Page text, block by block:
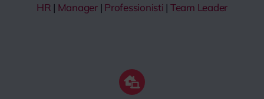
HR | Manager| Professionisti | Team Leader